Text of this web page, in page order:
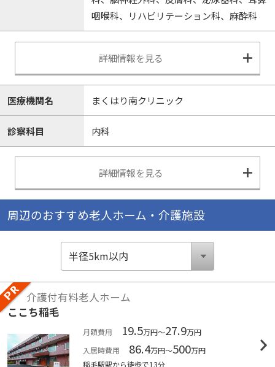
咽喉科、リハビリテーション科、麻酔科
詳細情報を見る
医療機関名 まくはり南クリニック
診察科目 内科
詳細情報を見る
周辺のおすすめ老人ホーム・介護施設
介護付有料老人ホーム
ここち稲毛
月額費用 19.5万円～27.9万円
入居時費用
86.4万円～500万円
稲毛駅駅から徒歩で13分